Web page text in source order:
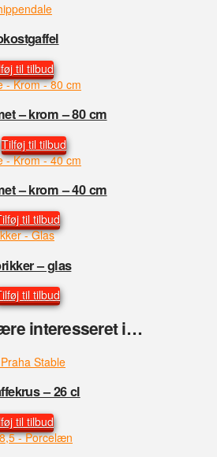
til tilbud
– krom – 80 cm
Tilføj til tilbud
– krom – 40 cm
til tilbud
– glas
til tilbud
interesseret i…
– 26 cl
til tilbud